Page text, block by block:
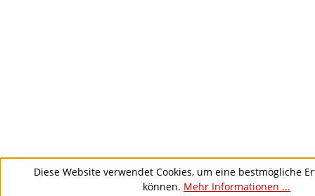
Diese Website verwendet Cookies, um eine bestmögliche
können. Mehr Informationen ...